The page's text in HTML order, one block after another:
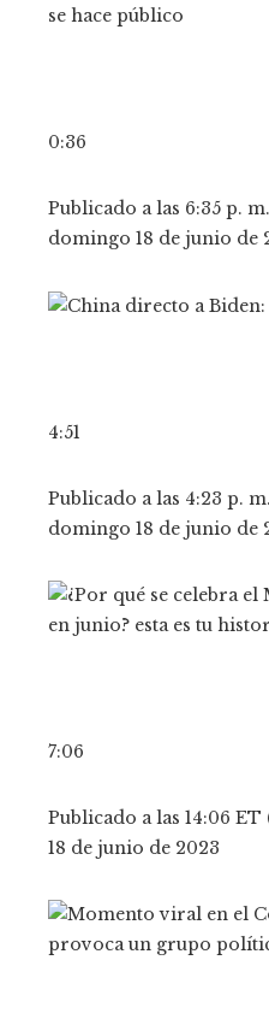
0:36
Publicado a las 6:35 p.
domingo 18 de junio de
4:51
Publicado a las 4:23 p.
domingo 18 de junio de
7:06
Publicado a las 14:06
18 de junio de 2023